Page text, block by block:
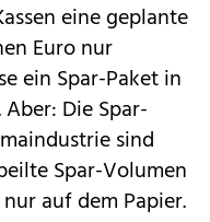
eine geplante
Euro nur
ein Spar-Paket in
Die Spar-
sind
Spar-Volumen
auf dem Papier.